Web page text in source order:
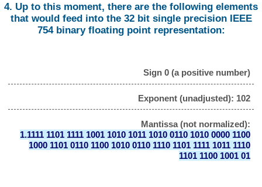
4. Up to this moment, there are the following elements
that would feed into the 32 bit single precision IEEE
754 binary floating point representation:
Sign 0 (a positive number)
Exponent (unadjusted): 102
Mantissa (not normalized):
1.1111 1101 1111 1001 1010 1011 1010 0110 1010 0000 1100
1000 1101 0110 1100 1010 0110 1110 1101 1111 1011 1110
1101 1100 1001 01